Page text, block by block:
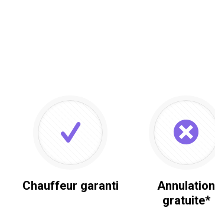
Chauffeur garanti
Annulation
gratuite*